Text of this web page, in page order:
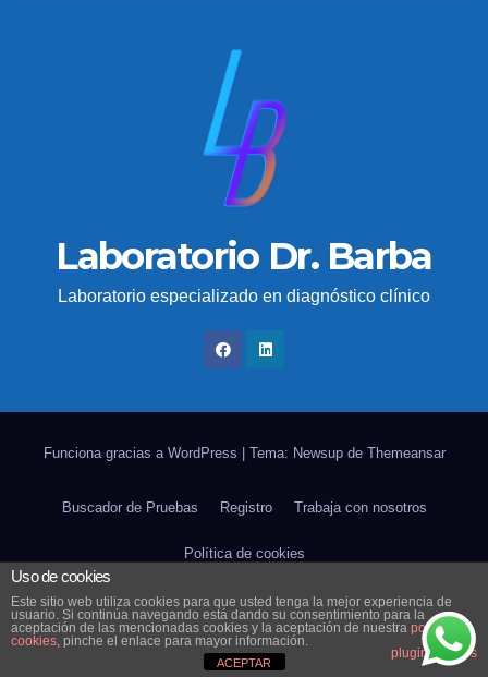
Laboratorio Dr. Barba
Laboratorio especializado en diagnóstico clínico
Funciona gracias a WordPress Tema: Newsup de Themeansar
Buscador de Pruebas Registro Trabaja con nosotros
Política de cookies
POLÍTICA DE PROTECCIÓN DE DATOS DE NUESTROS
CLIENTES
Uso de cookies
Este sitio web utiliza cookies para que usted tenga la mejor experiencia de
usuario. Si continúa navegando está dando su consentimiento para la
aceptación de las mencionadas cookies y la aceptación de nuestra política de
cookies, pinche el enlace para mayor información.
plugin cookies
ACEPTAR